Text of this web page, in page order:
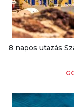
8 napos utazás